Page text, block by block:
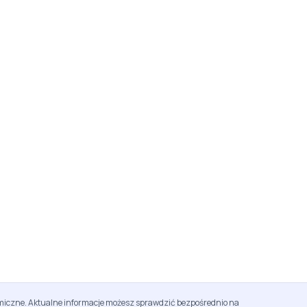
Aktualne informacje możesz sprawdzić bezpośrednio na